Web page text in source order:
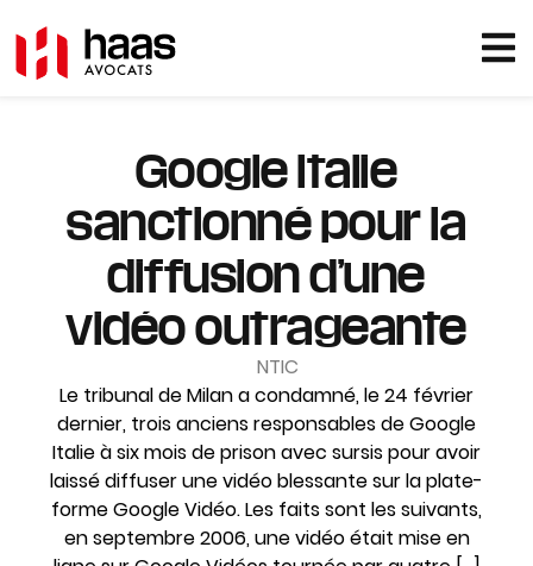
Google Italie
sanctionné pour la
diffusion d’une
vidéo outrageante
NTIC
Le tribunal de Milan a condamné, le 24 février
dernier, trois anciens responsables de Google
Italie à six mois de prison avec sursis pour avoir
laissé diffuser une vidéo blessante sur la plate-
forme Google Vidéo. Les faits sont les suivants,
en septembre 2006, une vidéo était mise en